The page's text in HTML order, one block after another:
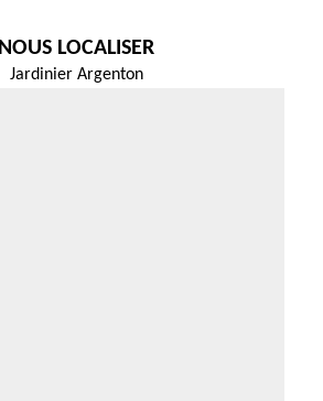
NOUS LOCALISER
Jardinier Argenton